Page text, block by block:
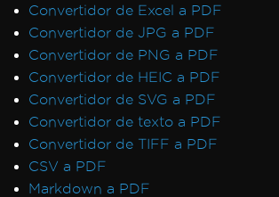
Convertidor de Excel a PDF
Convertidor de JPG a PDF
Convertidor de PNG a PDF
Convertidor de HEIC a PDF
Convertidor de SVG a PDF
Convertidor de texto a PDF
Convertidor de TIFF a PDF
CSV a PDF
Markdown a PDF